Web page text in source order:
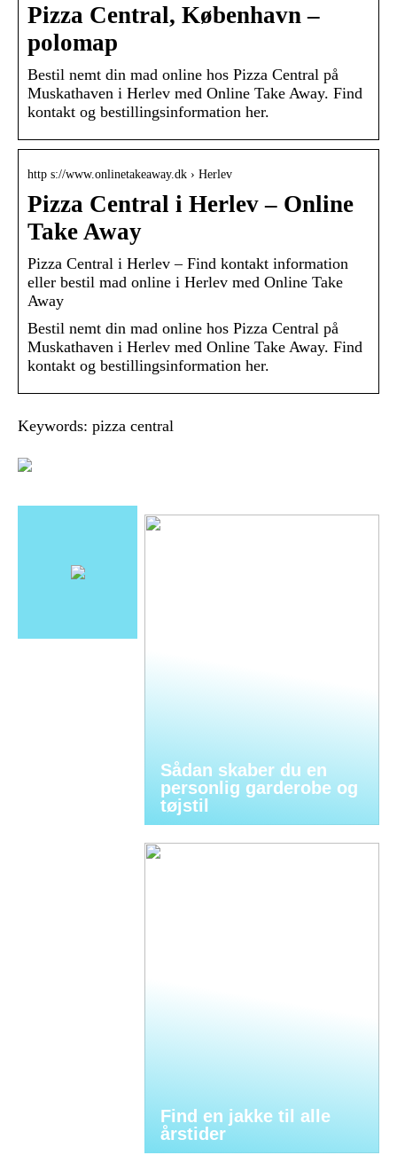
Pizza Central, København –
polomap
Bestil nemt din mad online hos Pizza Central på
Muskathaven i Herlev med Online Take Away. Find
kontakt og bestillingsinformation her.
http s://www.onlinetakeaway.dk › Herlev
Pizza Central i Herlev – Online
Take Away
Pizza Central i Herlev – Find kontakt information
eller bestil mad online i Herlev med Online Take
Away
Bestil nemt din mad online hos Pizza Central på
Muskathaven i Herlev med Online Take Away. Find
kontakt og bestillingsinformation her.
Keywords: pizza central
Sådan skaber du en
personlig garderobe og
tøjstil
Find en jakke til alle
årstider